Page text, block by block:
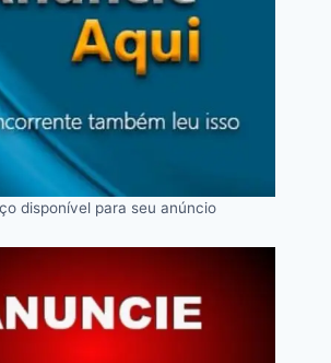
disponível para seu anúncio